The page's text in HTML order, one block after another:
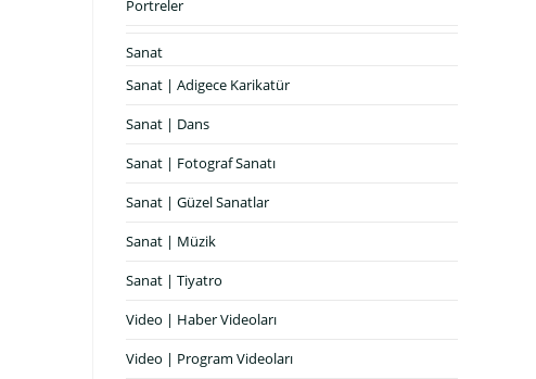
Portreler
Sanat
Sanat | Adigece Karikatür
Sanat | Dans
Sanat | Fotograf Sanatı
Sanat | Güzel Sanatlar
Sanat | Müzik
Sanat | Tiyatro
Video | Haber Videoları
Video | Program Videoları